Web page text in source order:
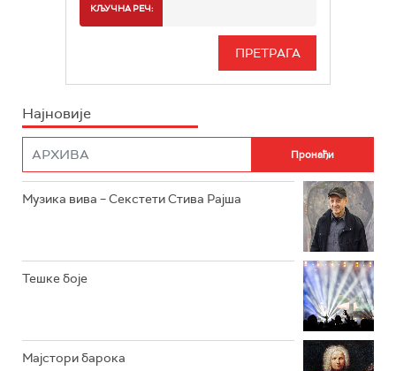
РАДИО БЕОГРАД 3
РАДИО РОКЕНРОЛЕР
РАДИО ЏЕЗЕР
ИНФО
КЉУЧНА РЕЧ:
Најновије
Музика вива – Секстети Стива Рајша
Тешке боје
Мајстори барока